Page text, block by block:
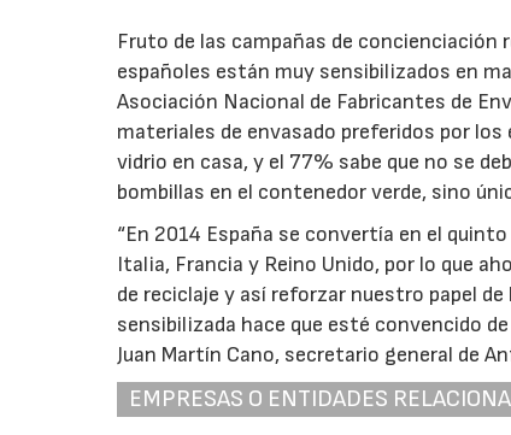
Fruto de las campañas de
españoles están muy sensibilizados en
Asociación Nacional de Fabricantes de
materiales de envasado preferidos por
vidrio en casa, y el 77% sabe que no se
bombillas en el contenedor verde, sino
“En 2014 España se convertía en el
Italia, Francia y Reino Unido, por lo que
de reciclaje y así reforzar nuestro papel
sensibilizada hace que esté convencido
Juan Martín Cano, secretario general de
EMPRESAS O ENTIDADES